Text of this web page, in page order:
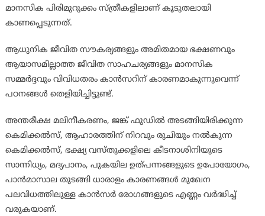
മാനസിക പിരിമുറുക്കം സ്ത്രീകളിലാണ് കൂടുതലായി
കാണപ്പെടുന്നത്.
ആധുനിക ജീവിത സൗകര്യങ്ങളും അമിതമായ ഭക്ഷണവും
ആയാസമില്ലാത്ത ജീവിത സാഹചര്യങ്ങളും മാനസിക
സമ്മര്‍ദ്ദവും വിവിധതരം കാന്‍സറിന് കാരണമാകുന്നുവെന്ന്
പഠനങ്ങള്‍ തെളിയിച്ചിട്ടുണ്ട്.
അന്തരീക്ഷ മലിനീകരണം, ജങ്ക് ഫുഡില്‍ അടങ്ങിയിരിക്കുന്ന
കെമിക്കല്‍സ്, ആഹാരത്തിന് നിറവും രുചിയും നല്‍കുന്ന
കെമിക്കല്‍സ്, ഭക്ഷ്യ വസ്തുക്കളിലെ കീടനാശിനിയുടെ
സാന്നിധ്യം, മദ്യപാനം, പുകയില ഉത്പന്നങ്ങളുടെ ഉപോയോഗം,
പാന്‍മാസാല തുടങ്ങി ധാരാളം കാരണങ്ങള്‍ മുഖേന
പലവിധത്തിലുള്ള കാന്‍സര്‍ രോഗങ്ങളുടെ എണ്ണം വര്‍ദ്ധിച്ച്
വരുകയാണ്.